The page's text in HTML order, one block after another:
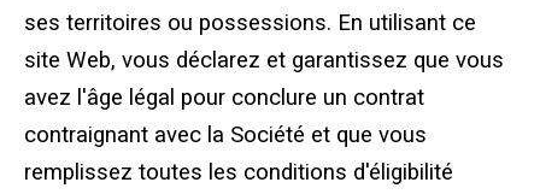
ses territoires ou possessions. En utilisant ce
site Web, vous déclarez et garantissez que vous
avez l'âge légal pour conclure un contrat
contraignant avec la Société et que vous
remplissez toutes les conditions d'éligibilité